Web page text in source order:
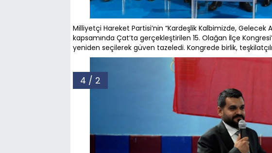
Milliyetçi Hareket Partisi’nin “Kardeşlik Kalbimizde, Gelecek
kapsamında Çat’ta gerçekleştirilen 15. Olağan İlçe
yeniden seçilerek güven tazeledi. Kongrede birlik,
4 / 2